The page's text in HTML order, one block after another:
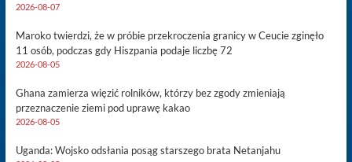
2026-08-07
Maroko twierdzi, że w próbie przekroczenia granicy w Ceucie zginęło
11 osób, podczas gdy Hiszpania podaje liczbę 72
2026-08-05
Ghana zamierza więzić rolników, którzy bez zgody zmieniają
przeznaczenie ziemi pod uprawę kakao
2026-08-05
Uganda: Wojsko odsłania posąg starszego brata Netanjahu